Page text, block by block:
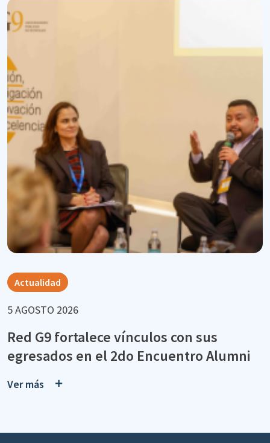
Actualidad
5 AGOSTO 2026
Red G9 fortalece vínculos con sus
egresados en el 2do Encuentro Alumni
Ver más